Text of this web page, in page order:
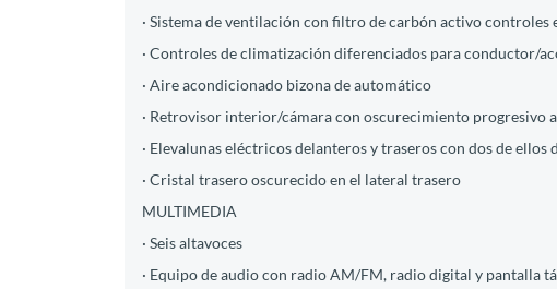
· Sistema de ventilación con filtro de carbón activo
· Controles de climatización diferenciados para conductor/
· Aire acondicionado bizona de automático
· Retrovisor interior/cámara con oscurecimiento progresivo
· Elevalunas eléctricos delanteros y traseros con dos de ellos
· Cristal trasero oscurecido en el lateral trasero
MULTIMEDIA
· Seis altavoces
· Equipo de audio con radio AM/FM, radio digital y pantalla